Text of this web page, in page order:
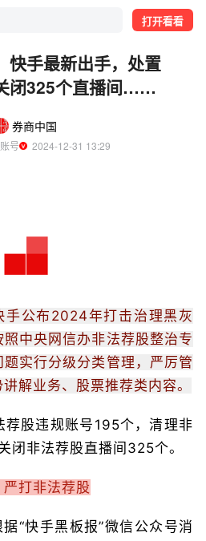
打开看看
快手最新出手，处置
闭325个直播间……
券商中国
号
  2024-12-31 13:29
公布2024年打击治理黑灰
中央网信办非法荐股整治专
实行分级分类管理，严厉管
解业务、股票推荐类内容。
荐股违规账号195个，清理非
闭非法荐股直播间325个。
打非法荐股
“快手黑板报”微信公众号消